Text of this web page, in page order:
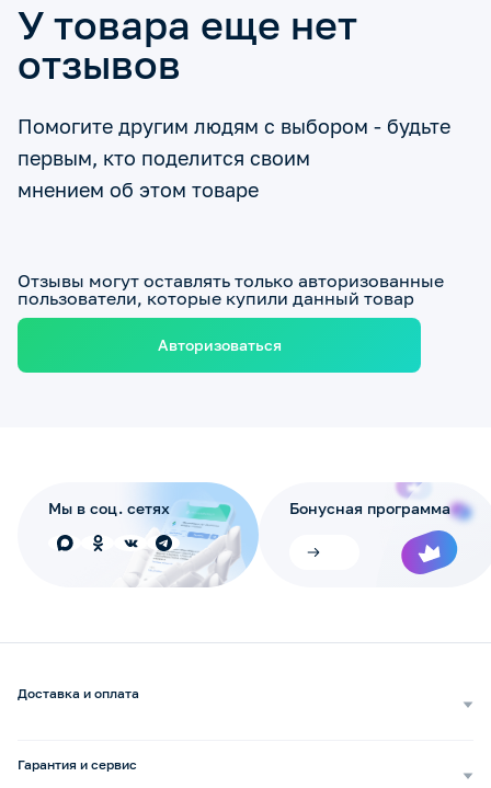
У товара еще нет
отзывов
Помогите другим людям с выбором - будьте
первым, кто поделится своим
мнением об этом товаре
Отзывы могут оставлять только авторизованные
пользователи, которые купили данный товар
Авторизоваться
Мы в соц. сетях Бонусная программа
Доставка и оплата
Гарантия и сервис